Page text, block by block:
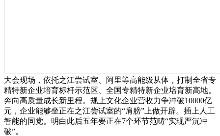
大会现场，依托之江尝试室、阿里等高能级从体，打制全省专
精特新企业培育标杆示范区、全国专精特新企业培育新高地。
奔向高质量成长新里程。规上文化企业营收力争冲破10000亿
元，企业能够坐正在之江尝试室的“肩膀”上做开辟。插上人工
智能的同党。明白此后五年要正在7个环节范畴“实现严沉冲
破”。